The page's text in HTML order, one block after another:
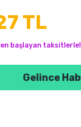
TL
başlayan taksitlerle!
Gelince